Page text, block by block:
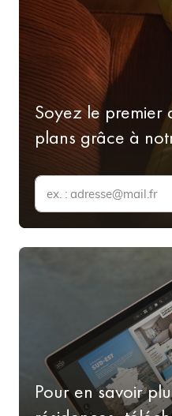
Soyez le premier
plans grâce à
Pour en savoir